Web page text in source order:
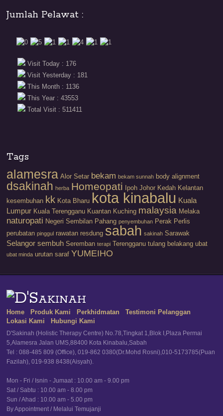
Jumlah Pelawat :
Visit Today : 176
Visit Yesterday : 181
This Month : 1136
This Year : 43553
Total Visit : 511411
Tags
alamesra Alor Setar bekam bekam sunnah body alignment
dsakinah herba Homeopati Ipoh Johor Kedah Kelantan
kesembuhan kk Kota Bharu kota kinabalu Kuala
Lumpur Kuala Terengganu Kuantan Kuching malaysia Melaka
naturopati Negeri Sembilan Pahang penyembuhan Perak Perlis
perubatan pinggul rawatan resdung sabah sakinah Sarawak
Selangor sembuh Seremban terapi Terengganu tulang belakang ubat
ubat minda urutan saraf YUMEIHO
Home Produk Kami Perkhidmatan
Testimoni Pelanggan
Lokasi Kami
Hubungi Kami
D'Sakinah (Holistic Therapy Centre) No.78,Tingkat 1,Blok I,Plaza Permai
5,Alamesra Jalan UMS,88400 Kota Kinabalu,Sabah
Tel : 088-485 809 (Office), 019-862 0380(Dr.Mohd Rosni),010-5173785(Puan
Fazilah), 019-938 8438(Aisyah).
Mon - Fri / Isnin - Jumaat : 10.00 am - 9.00 pm
Sat / Sabtu : 10.00 am - 8.00 pm
Sun / Ahad : 10.00 am - 5.00 pm
By Appointment / Melalui Temujanji